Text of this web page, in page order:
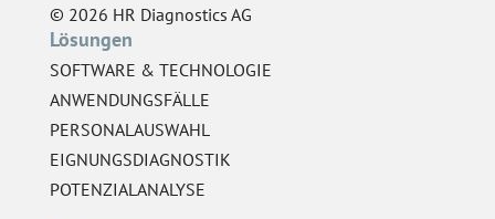
© 2026 HR Diagnostics AG
Lösungen
SOFTWARE & TECHNOLOGIE
ANWENDUNGSFÄLLE
PERSONALAUSWAHL
EIGNUNGSDIAGNOSTIK
POTENZIALANALYSE